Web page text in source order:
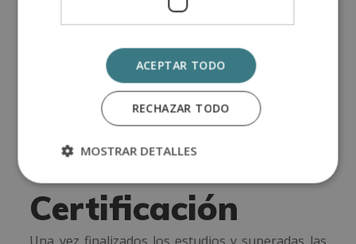
encontrará información sobre la metodología de
aprendizaje, la titulación que recibirá, el
funcionamiento del Campus Virtual, qué hacer
una vez el alumno haya finalizado e información
sobre la Escuela de Postgrado de Arte, Artesanía
Certificación
ACEPTAR TODO
RECHAZAR TODO
MOSTRAR DETALLES